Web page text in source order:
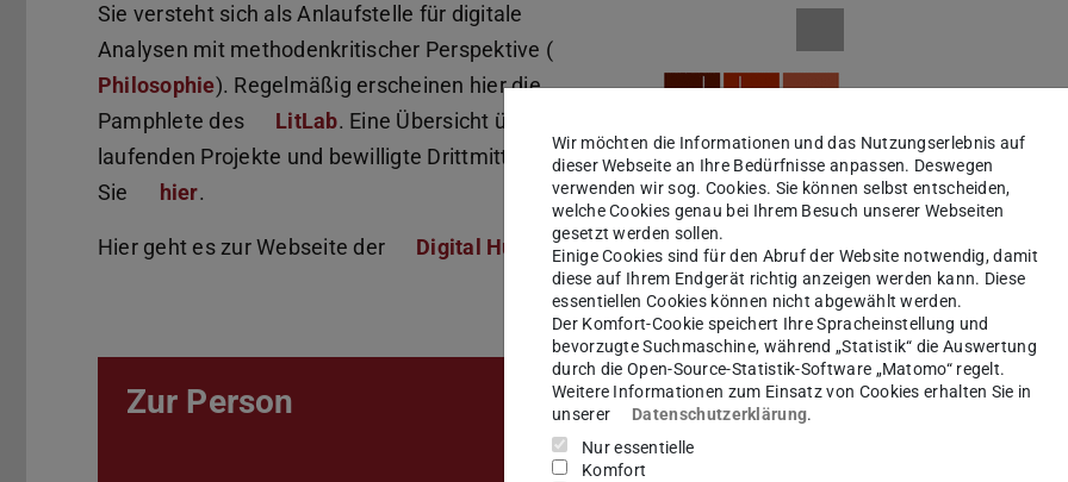
Bild: dhc
Sie versteht sich als Anlaufstelle für digitale
Analysen mit methodenkritischer Perspektive (
Philosophie). Regelmäßig erscheinen hier die
Pamphlete des
LitLab. Eine Übersicht über alle
laufenden Projekte und bewilligte Drittmittel finden
Sie
hier.
Hier geht es zur Webseite der Digital Humanities Cooperation .
Zur Person Forschung
Wir möchten die Informationen und das Nutzungserlebnis auf
dieser Webseite an Ihre Bedürfnisse anpassen. Deswegen
verwenden wir sog. Cookies. Sie können selbst entscheiden,
welche Cookies genau bei Ihrem Besuch unserer Webseiten
gesetzt werden sollen.
Einige Cookies sind für den Abruf der Website notwendig, damit
diese auf Ihrem Endgerät richtig anzeigen werden kann. Diese
essentiellen Cookies können nicht abgewählt werden.
Der Komfort-Cookie speichert Ihre Spracheinstellung und
bevorzugte Suchmaschine, während „Statistik“ die Auswertung
durch die Open-Source-Statistik-Software „Matomo“ regelt.
Weitere Informationen zum Einsatz von Cookies erhalten Sie in
unserer
Datenschutzerklärung.
Nur essentielle
Komfort